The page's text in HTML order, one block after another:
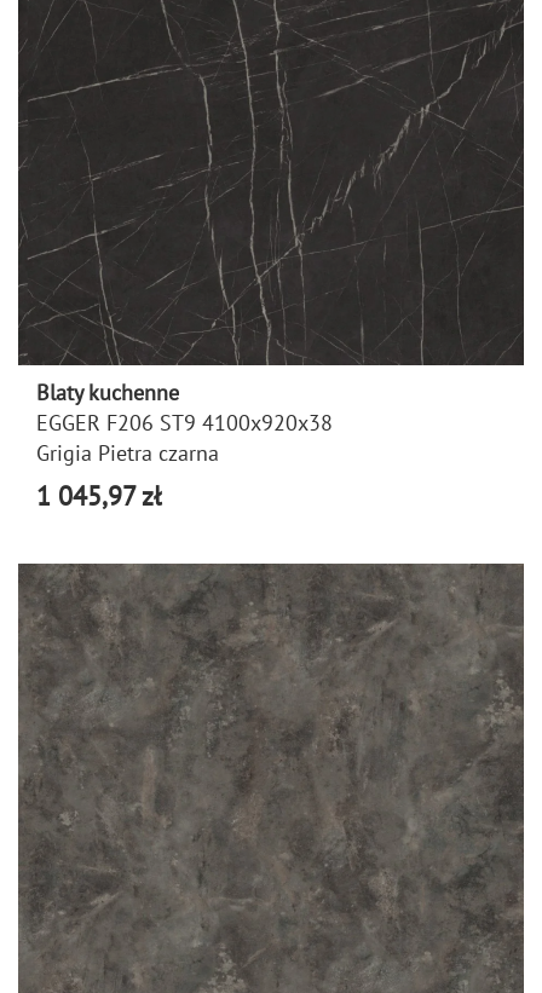
Blaty kuchenne
EGGER F206 ST9 4100x920x38
Grigia Pietra czarna
1 045,97 zł